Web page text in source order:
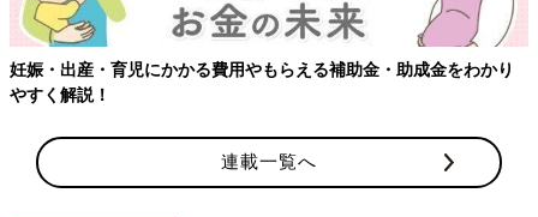
むしろ美容院や映画館とかに行って、じっと座っているほうが苦
手。たまにふっと時間ができても、何かやることを探してしまい
ます。止まっていられない性分です。
――夢空ちゃんも成長して、お出かけなども楽しめるようになっ
妊娠・出産・育児にかかる費用やもらえる補助金・助成金をわかり
やすく解説！
連載一覧へ